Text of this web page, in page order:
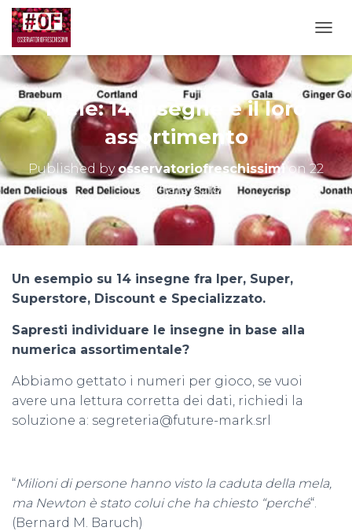
Mele: 14 insegne e il loro
assortimento
Published by osservatoriofreschissimi on 22
Gennaio 2018
Un esempio su 14 insegne fra Iper, Super,
Superstore, Discount e Specializzato.
Sapresti individuare le insegne in base alla
numerica assortimentale?
Abbiamo gettato i numeri per gioco, se vuoi
avere una lettura corretta dei dati, richiedi la
soluzione a: segreteria@future-mark.srl
“Milioni di persone hanno visto la caduta della mela,
ma Newton è stato colui che ha chiesto “perché“.
(Bernard M. Baruch)